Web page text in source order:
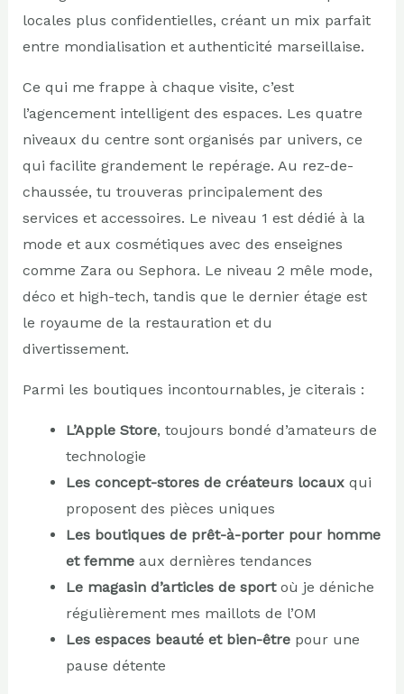
locales plus confidentielles, créant un mix parfait
entre mondialisation et authenticité marseillaise.
Ce qui me frappe à chaque visite, c’est
l’agencement intelligent des espaces. Les quatre
niveaux du centre sont organisés par univers, ce
qui facilite grandement le repérage. Au rez-de-
chaussée, tu trouveras principalement des
services et accessoires. Le niveau 1 est dédié à la
mode et aux cosmétiques avec des enseignes
comme Zara ou Sephora. Le niveau 2 mêle mode,
déco et high-tech, tandis que le dernier étage est
le royaume de la restauration et du
divertissement.
Parmi les boutiques incontournables, je citerais :
L’Apple Store, toujours bondé d’amateurs de
technologie
Les concept-stores de créateurs locauxqui
proposent des pièces uniques
Les boutiques de prêt-à-porter pour homme
et femmeaux dernières tendances
Le magasin d’articles de sportoù je déniche
régulièrement mes maillots de l’OM
Les espaces beauté et bien-êtrepour une
pause détente